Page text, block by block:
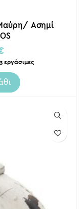
Ασημί
εργάσιμες